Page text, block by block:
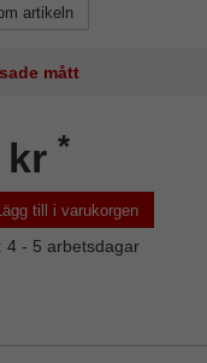
artikeln
mått
kr *
Lägg till i varukorgen
4 - 5 arbetsdagar